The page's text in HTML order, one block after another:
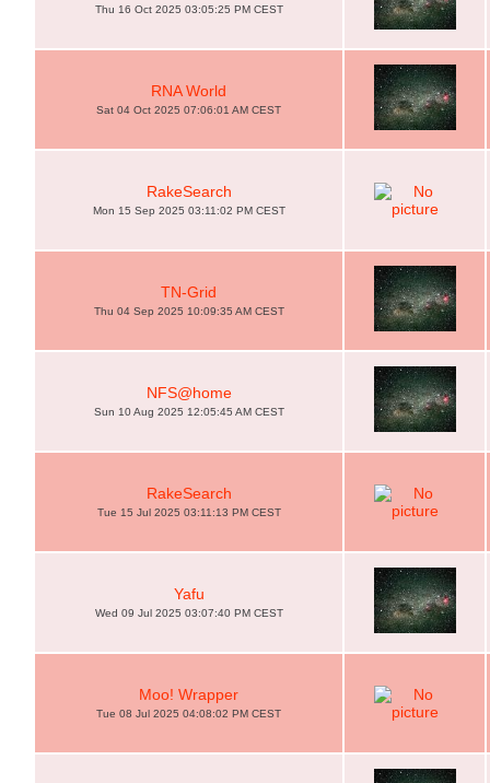
Thu 16 Oct 2025 03:05:25 PM CEST
RNA World
Sat 04 Oct 2025 07:06:01 AM CEST
RakeSearch
Mon 15 Sep 2025 03:11:02 PM CEST
TN-Grid
Thu 04 Sep 2025 10:09:35 AM CEST
NFS@home
Sun 10 Aug 2025 12:05:45 AM CEST
RakeSearch
Tue 15 Jul 2025 03:11:13 PM CEST
Yafu
Wed 09 Jul 2025 03:07:40 PM CEST
Moo! Wrapper
Tue 08 Jul 2025 04:08:02 PM CEST